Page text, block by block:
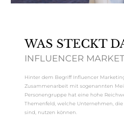
WAS STECKT
INFLUENCER
Hinter dem Begriff Influencer
Zusammenarbeit mit sogenannten
Personengruppe hat eine hohe
Themenfeld, welche Unternehmen,
sind, nutzen können.